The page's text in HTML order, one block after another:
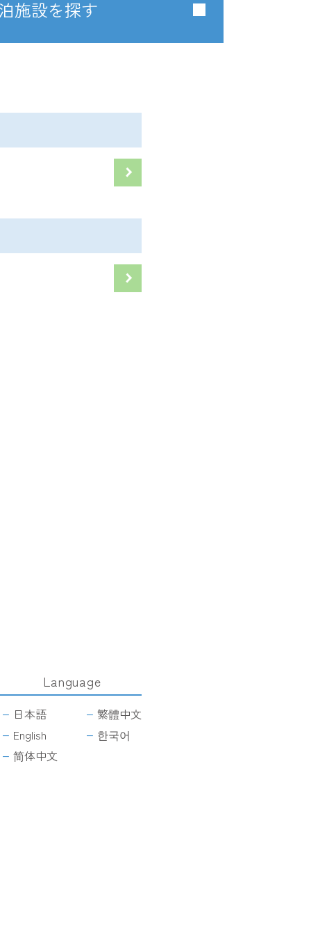
施設を探す
Language
日本語
English
简体中文
繁體中文
한국어